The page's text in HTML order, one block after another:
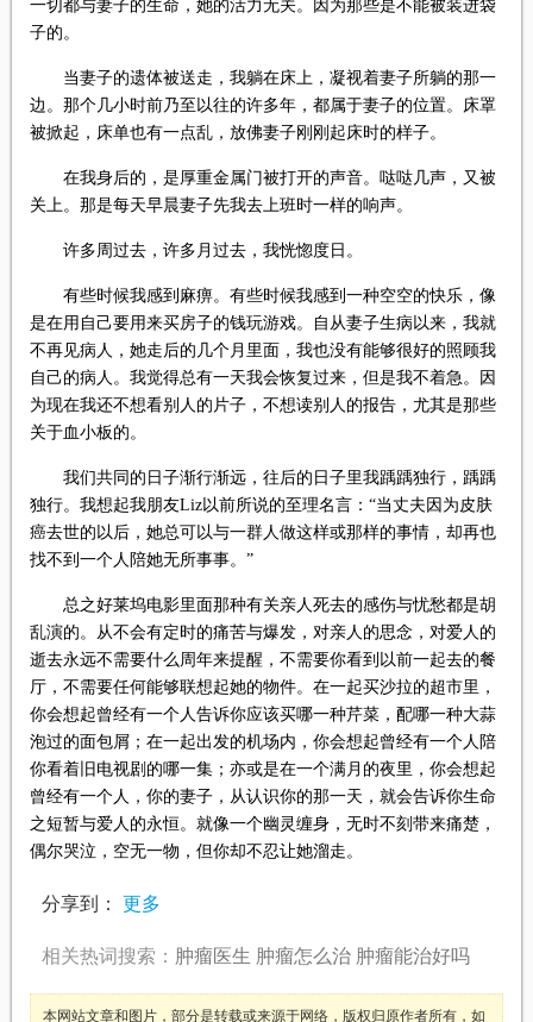
一切都与妻子的生命，她的活力无关。因为那些是不能被装进袋
子的。
当妻子的遗体被送走，我躺在床上，凝视着妻子所躺的那一
边。那个几小时前乃至以往的许多年，都属于妻子的位置。床罩
被掀起，床单也有一点乱，放佛妻子刚刚起床时的样子。
在我身后的，是厚重金属门被打开的声音。哒哒几声，又被
关上。那是每天早晨妻子先我去上班时一样的响声。
许多周过去，许多月过去，我恍惚度日。
有些时候我感到麻痹。有些时候我感到一种空空的快乐，像
是在用自己要用来买房子的钱玩游戏。自从妻子生病以来，我就
不再见病人，她走后的几个月里面，我也没有能够很好的照顾我
自己的病人。我觉得总有一天我会恢复过来，但是我不着急。因
为现在我还不想看别人的片子，不想读别人的报告，尤其是那些
关于血小板的。
我们共同的日子渐行渐远，往后的日子里我踽踽独行，踽踽
独行。我想起我朋友Liz以前所说的至理名言：“当丈夫因为皮肤
癌去世的以后，她总可以与一群人做这样或那样的事情，却再也
找不到一个人陪她无所事事。”
总之好莱坞电影里面那种有关亲人死去的感伤与忧愁都是胡
乱演的。从不会有定时的痛苦与爆发，对亲人的思念，对爱人的
逝去永远不需要什么周年来提醒，不需要你看到以前一起去的餐
厅，不需要任何能够联想起她的物件。在一起买沙拉的超市里，
你会想起曾经有一个人告诉你应该买哪一种芹菜，配哪一种大蒜
泡过的面包屑；在一起出发的机场内，你会想起曾经有一个人陪
你看着旧电视剧的哪一集；亦或是在一个满月的夜里，你会想起
曾经有一个人，你的妻子，从认识你的那一天，就会告诉你生命
之短暂与爱人的永恒。就像一个幽灵缠身，无时不刻带来痛楚，
偶尔哭泣，空无一物，但你却不忍让她溜走。
分享到： 更多
相关热词搜索： 肿瘤医生 肿瘤怎么治 肿瘤能治好吗
本网站文章和图片，部分是转载或来源于网络，版权归原作者所有，如